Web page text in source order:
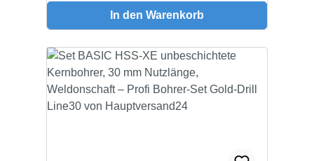
In den Warenkorb